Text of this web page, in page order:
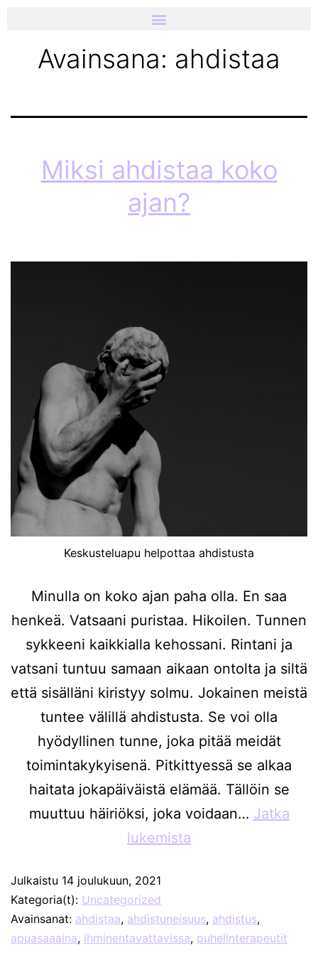
Avainsana: ahdistaa
Miksi ahdistaa koko
ajan?
Keskusteluapu helpottaa ahdistusta
Minulla on koko ajan paha olla. En saa
henkeä. Vatsaani puristaa. Hikoilen. Tunnen
sykkeeni kaikkialla kehossani. Rintani ja
vatsani tuntuu samaan aikaan ontolta ja siltä
että sisälläni kiristyy solmu. Jokainen meistä
tuntee välillä ahdistusta. Se voi olla
hyödyllinen tunne, joka pitää meidät
toimintakykyisenä. Pitkittyessä se alkaa
haitata jokapäiväistä elämää. Tällöin se
muuttuu häiriöksi, joka voidaan… Jatka
lukemista
Julkaistu 14 joulukuun, 2021
Kategoria(t): Uncategorized
Avainsanat: ahdistaa, ahdistuneisuus, ahdistus,
apuasaaaina, ihminentavattavissa, puhelinterapeutit